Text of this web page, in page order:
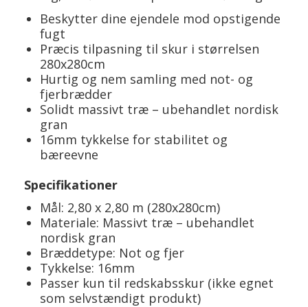
Beskytter dine ejendele mod opstigende
fugt
Præcis tilpasning til skur i størrelsen
280x280cm
Hurtig og nem samling med not- og
fjerbrædder
Solidt massivt træ – ubehandlet nordisk
gran
16mm tykkelse for stabilitet og
bæreevne
Specifikationer
Mål: 2,80 x 2,80 m (280x280cm)
Materiale: Massivt træ – ubehandlet
nordisk gran
Bræddetype: Not og fjer
Tykkelse: 16mm
Passer kun til redskabsskur (ikke egnet
som selvstændigt produkt)